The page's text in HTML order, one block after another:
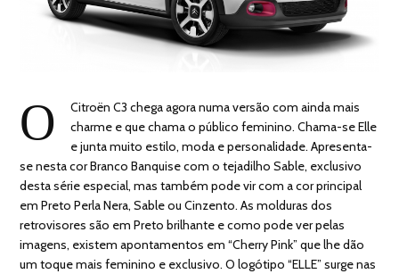
O
Citroën C3 chega agora numa versão com ainda mais
charme e que chama o público feminino. Chama-se Elle
e junta muito estilo, moda e personalidade. Apresenta-
se nesta cor Branco Banquise com o tejadilho Sable, exclusivo
desta série especial, mas também pode vir com a cor principal
em Preto Perla Nera, Sable ou Cinzento. As molduras dos
retrovisores são em Preto brilhante e como pode ver pelas
imagens, existem apontamentos em “Cherry Pink” que lhe dão
um toque mais feminino e exclusivo. O logótipo “ELLE” surge nas